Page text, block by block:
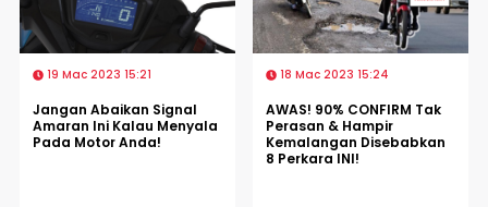
19 Mac 2023 15:21
Jangan Abaikan Signal
Amaran Ini Kalau Menyala
Pada Motor Anda!
18 Mac 2023 15:24
AWAS! 90% CONFIRM Tak
Perasan & Hampir
Kemalangan Disebabkan
8 Perkara INI!